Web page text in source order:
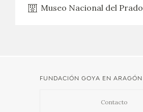
Museo Nacional del Prado
FUNDACIÓN GOYA EN ARAGÓN
Contacto